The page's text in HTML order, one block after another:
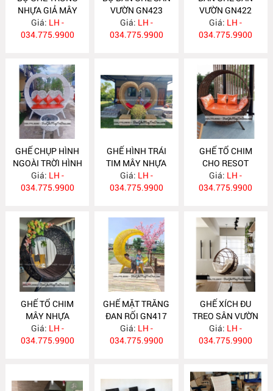
NHỰA GIẢ MÂY
GN424
Giá: LH -
034.775.9900
VƯỜN GN423
Giá: LH -
034.775.9900
VƯỜN GN422
Giá: LH -
034.775.9900
GHẾ CHỤP HÌNH
NGOÀI TRỜI HÌNH
TRÁI TIM GN421
Giá: LH -
034.775.9900
GHẾ HÌNH TRÁI
TIM MÂY NHỰA
GN420
Giá: LH -
034.775.9900
GHẾ TỔ CHIM
CHO RESOT
GN419
Giá: LH -
034.775.9900
GHẾ TỔ CHIM
MÂY NHỰA
GN418
Giá: LH -
034.775.9900
GHẾ MẶT TRĂNG
ĐAN RỐI GN417
Giá: LH -
034.775.9900
GHẾ XÍCH ĐU
TREO SÂN VƯỜN
GN416
Giá: LH -
034.775.9900